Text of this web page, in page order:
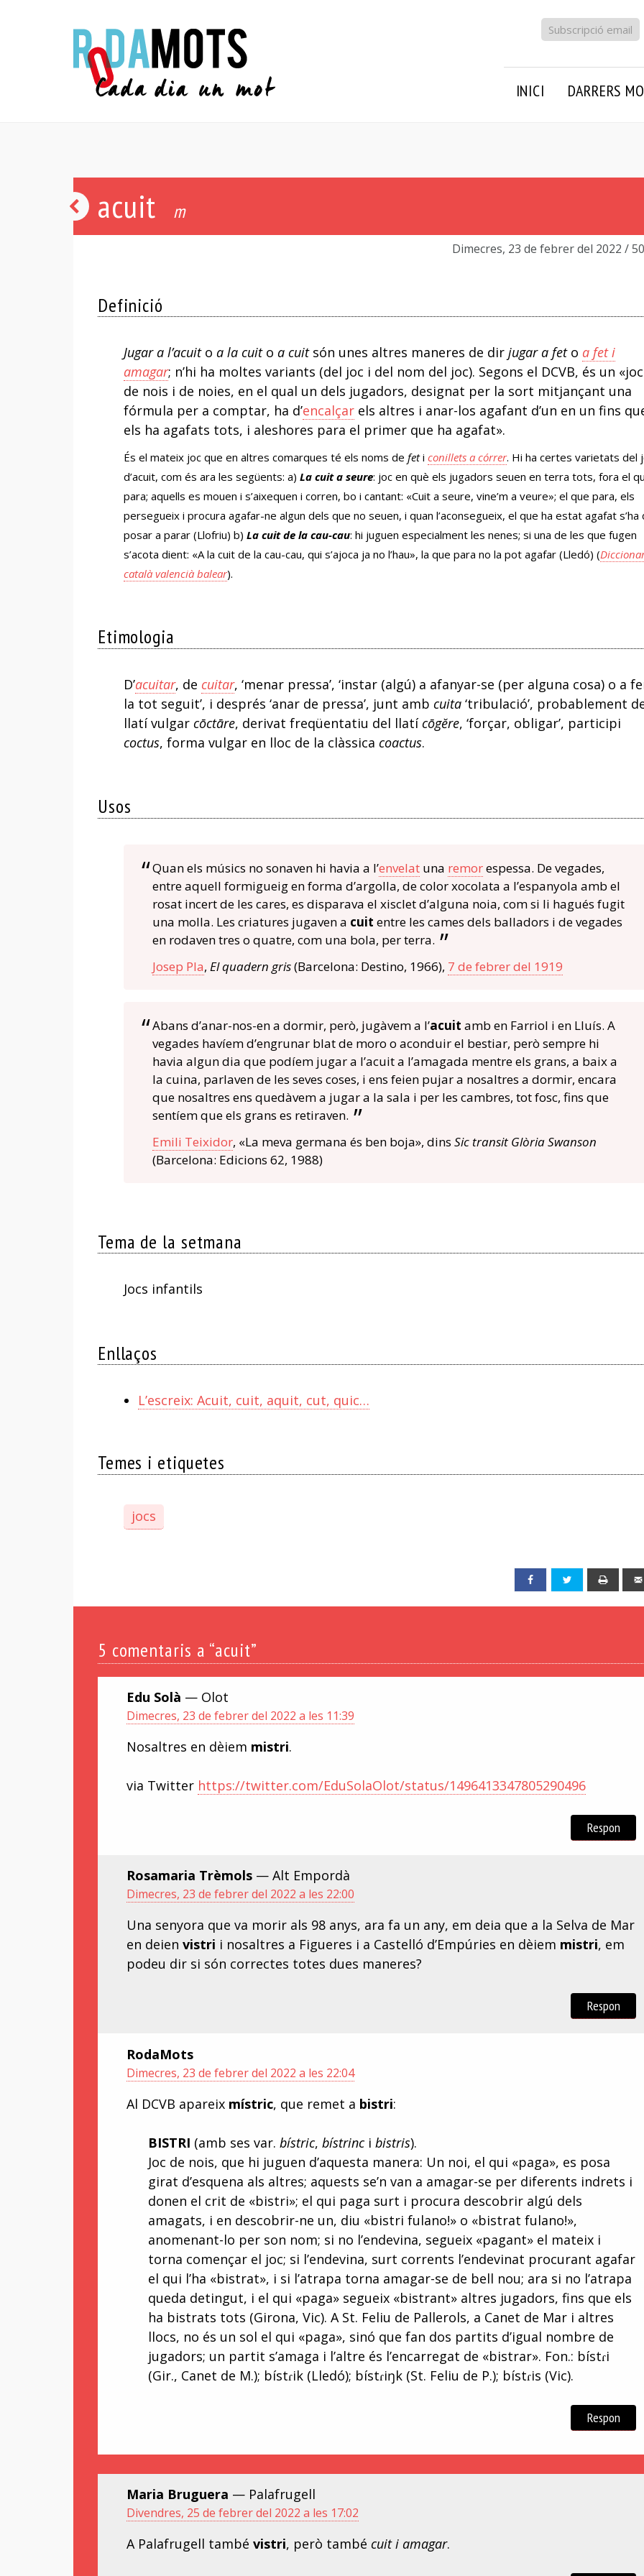
Subscripció email
INICI DARRERS
acuit m
Dimecres, 23 de febrer del 2022 /
Definició
Jugar a l’acuito a la cuito a cuitsón unes altres maneres de dir jugar a feto a fet i
amagar; n’hi ha moltes variants (del joc i del nom del joc). Segons el DCVB, és un «joc
de nois i de noies, en el qual un dels jugadors, designat per la sort mitjançant una
fórmula per a comptar, ha d’encalçarels altres i anar-los agafant d’un en un fins
els ha agafats tots, i aleshores para el primer que ha agafat».
És el mateix joc que en altres comarques té els noms de feti conillets a córrer. Hi ha certes varietats del
d’acuit, com és ara les següents: a) La cuit a seure: joc en què els jugadors seuen en terra tots, fora el
para; aquells es mouen i s’aixequen i corren, bo i cantant: «Cuit a seure, vine’m a veure»; el que para, els
persegueix i procura agafar-ne algun dels que no seuen, i quan l’aconsegueix, el que ha estat agafat s’ha
posar a parar (Llofriu) b) La cuit de la cau-cau: hi juguen especialment les nenes; si una de les que fugen
s’acota dient: «A la cuit de la cau-cau, qui s’ajoca ja no l’hau», la que para no la pot agafar (Lledó) (
català valencià balear).
Etimologia
D’acuitar, de cuitar, ‘menar pressa’, ‘instar (algú) a afanyar-se (per alguna cosa) o a
la tot seguit’, i després ‘anar de pressa’, junt amb cuita‘tribulació’, probablement
llatí vulgar cōctāre, derivat freqüentatiu del llatícōgĕre, ‘forçar, obligar’, participi
coctus, forma vulgar en lloc de la clàssica coactus.
Usos
Quan els músics no sonaven hi havia a l’envelatuna remorespessa. De vegades,
entre aquell formigueig en forma d’argolla, de color xocolata a l’espanyola amb el
rosat incert de les cares, es disparava el xisclet d’alguna noia, com si li hagués fugit
una molla. Les criatures jugaven a cuit entre les cames dels balladors i de vegades
en rodaven tres o quatre, com una bola, per terra.
Josep Pla, El quadern gris(Barcelona: Destino, 1966), 7 de febrer del 1919
Abans d’anar-nos-en a dormir, però, jugàvem a l’acuit amb en Farriol i en Lluís. A
vegades havíem d’engrunar blat de moro o aconduir el bestiar, però sempre hi
havia algun dia que podíem jugar a l’acuit a l’amagada mentre els grans, a baix a
la cuina, parlaven de les seves coses, i ens feien pujar a nosaltres a dormir, encara
que nosaltres ens quedàvem a jugar a la sala i per les cambres, tot fosc, fins que
sentíem que els grans es retiraven.
Emili Teixidor, «La meva germana és ben boja», dins Sic transit GlòriaSwanson
(Barcelona: Edicions 62, 1988)
Tema de la setmana
Jocs infantils
Enllaços
L’escreix: Acuit, cuit, aquit, cut, quic…
Temes i etiquetes
jocs
Facebook Twitter
5 comentaris a “acuit”
Edu Solà — Olot
Dimecres, 23 de febrer del 2022 a les 11:39
Nosaltres en dèiem mistri.
via Twitter https://twitter.com/EduSolaOlot/status/1496413347805290496
Respon
Rosamaria Trèmols — Alt Empordà
Dimecres, 23 de febrer del 2022 a les 22:00
Una senyora que va morir als 98 anys, ara fa un any, em deia que a la Selva de Mar
en deienvistri i nosaltres a Figueres i a Castelló d’Empúries en dèiem mistri, em
podeu dir si són correctes totes dues maneres?
Respon
RodaMots
Dimecres, 23 de febrer del 2022 a les 22:04
Al DCVB apareix místric, que remet a bistri:
BISTRI (amb ses var.bístric,bístrincibistris).
Joc de nois, que hi juguen d’aquesta manera: Un noi, el qui «paga», es posa
girat d’esquena als altres; aquests se’n van a amagar-se per diferents indrets i
donen el crit de «bistri»; el qui paga surt i procura descobrir algú dels
amagats, i en descobrir-ne un, diu «bistri fulano!» o «bistrat fulano!»,
anomenant-lo per son nom; si no l’endevina, segueix «pagant» el mateix i
torna començar el joc; si l’endevina, surt corrents l’endevinat procurant agafar
el qui l’ha «bistrat», i si l’atrapa torna amagar-se de bell nou; ara si no l’atrapa
queda detingut, i el qui «paga» segueix «bistrant» altres jugadors, fins que els
ha bistrats tots (Girona, Vic). A St. Feliu de Pallerols, a Canet de Mar i altres
llocs, no és un sol el qui «paga», sinó que fan dos partits d’igual nombre de
jugadors; un partit s’amaga i l’altre és l’encarregat de «bistrar». Fon.: bístɾi
(Gir., Canet de M.); bístɾik (Lledó); bístɾiŋk (St. Feliu de P.); bístɾis (Vic).
Respon
Maria Bruguera — Palafrugell
Divendres, 25 de febrer del 2022 a les 17:02
A Palafrugell tambévistri, però tambécuit i amagar.
arrencar
cebes